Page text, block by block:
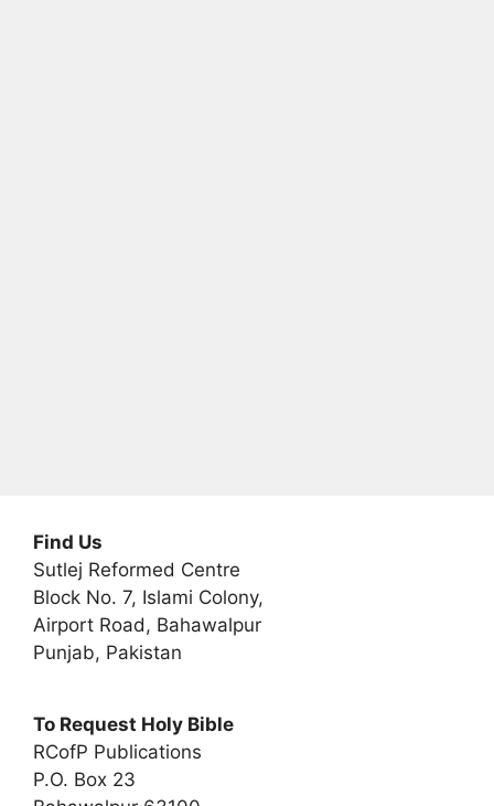
Find Us
Sutlej Reformed Centre
Block No. 7, Islami Colony,
Airport Road, Bahawalpur
Punjab, Pakistan
To Request Holy Bible
RCofP Publications
P.O. Box 23